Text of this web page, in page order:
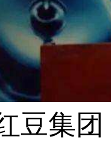
集团